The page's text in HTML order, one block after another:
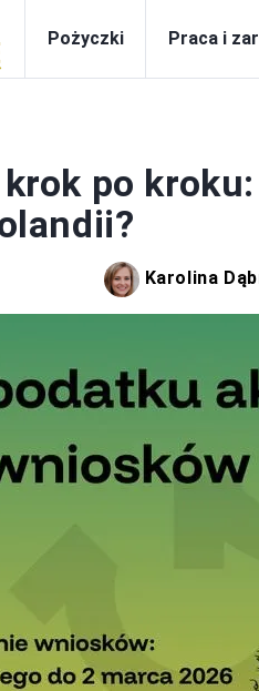
Pożyczki Praca i
po
Karolina